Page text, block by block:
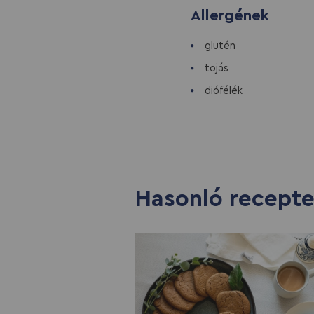
Allergének
glutén
tojás
diófélék
Hasonló